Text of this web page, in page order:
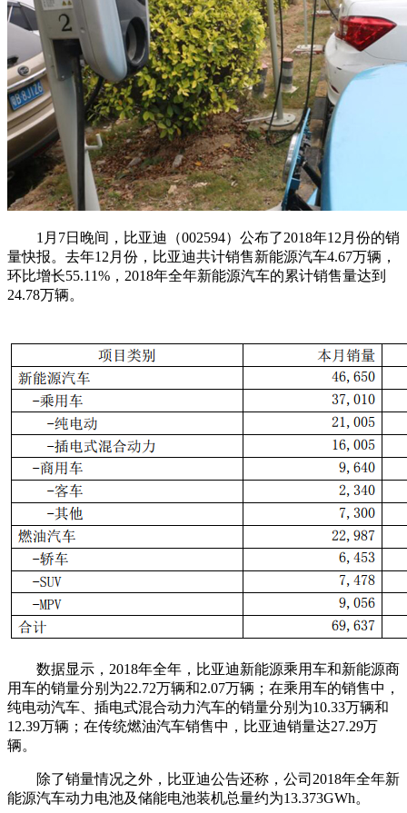
1月7日晚间，比亚迪（002594）公布了2018年12月份的销
量快报。去年12月份，比亚迪共计销售新能源汽车4.67万辆，
环比增长55.11%，2018年全年新能源汽车的累计销售量达到
24.78万辆。
数据显示，2018年全年，比亚迪新能源乘用车和新能源商
用车的销量分别为22.72万辆和2.07万辆；在乘用车的销售中，
纯电动汽车、插电式混合动力汽车的销量分别为10.33万辆和
12.39万辆；在传统燃油汽车销售中，比亚迪销量达27.29万
辆。
除了销量情况之外，比亚迪公告还称，公司2018年全年新
能源汽车动力电池及储能电池装机总量约为13.373GWh。